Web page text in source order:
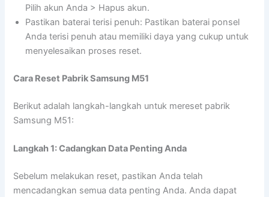
Pilih akun Anda > Hapus akun.
Pastikan baterai terisi penuh: Pastikan baterai ponsel
Anda terisi penuh atau memiliki daya yang cukup untuk
menyelesaikan proses reset.
Cara Reset Pabrik Samsung M51
Berikut adalah langkah-langkah untuk mereset pabrik
Samsung M51:
Langkah 1: Cadangkan Data Penting Anda
Sebelum melakukan reset, pastikan Anda telah
mencadangkan semua data penting Anda. Anda dapat